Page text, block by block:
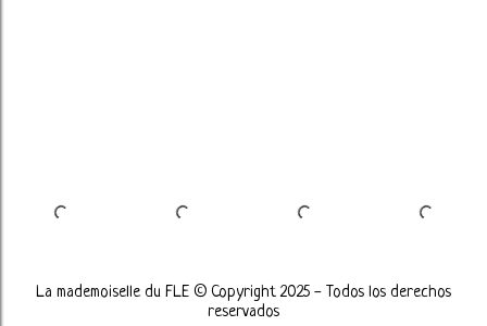
La mademoiselle du FLE © Copyright 2025 - Todos los derechos
reservados